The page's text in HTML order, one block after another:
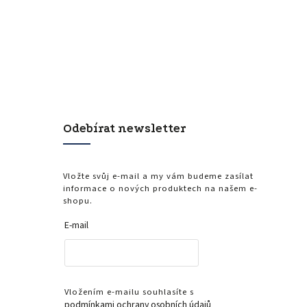
Odebírat newsletter
Vložte svůj e-mail a my vám budeme zasílat
informace o nových produktech na našem e-
shopu.
E-mail
Vložením e-mailu souhlasíte s